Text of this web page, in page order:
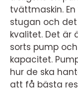
tvättmaskin.
stugan och
kvalitet. Det är
sorts pump
kapacitet.
hur de ska
att få bästa